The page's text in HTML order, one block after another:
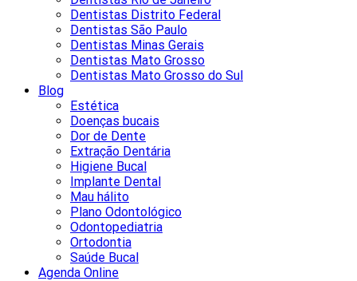
Dentistas Distrito Federal
Dentistas São Paulo
Dentistas Minas Gerais
Dentistas Mato Grosso
Dentistas Mato Grosso do Sul
Blog
Estética
Doenças bucais
Dor de Dente
Extração Dentária
Higiene Bucal
Implante Dental
Mau hálito
Plano Odontológico
Odontopediatria
Ortodontia
Saúde Bucal
Agenda Online